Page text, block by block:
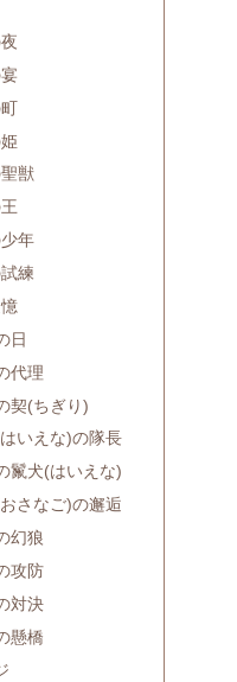
獣
年
練
日
代理
契(ちぎり)
いえな)の隊長
鬣犬(はいえな)
さなご)の邂逅
幻狼
攻防
対決
懸橋